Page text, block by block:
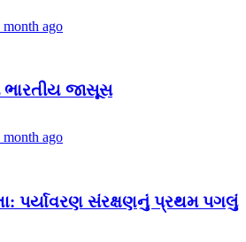
month ago
ભારતીય જાસૂસ
month ago
પર્યાવરણ સંરક્ષણનું પ્રથમ પગલું